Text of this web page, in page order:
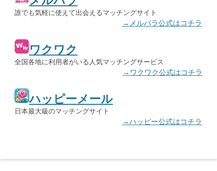
誰でも気軽に使えて出会えるマッチングサイト
→メルパラ公式はコチラ
ワクワク
全国各地に利用者がいる人気マッチングサービス
→ワクワク公式はコチラ
ハッピーメール
日本最大級のマッチングサイト
→ハッピー公式はコチラ